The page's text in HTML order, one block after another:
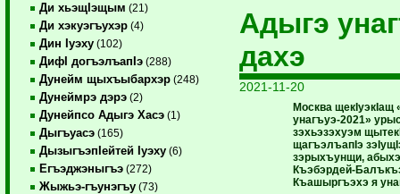
Ди хьэщIэщым (21)
Ди хэкуэгъухэр (4)
Дин Iуэху (102)
ДифI догъэлъапIэ (288)
Дунейм щыхъыбархэр (248)
Дунеймрэ дэрэ (2)
Дунейпсо Адыгэ Хасэ (1)
Дыгъуасэ (165)
ДызыгъэпIейтей Iуэху (6)
Егъэджэныгъэ (272)
Жыжьэ-гъунэгъу (73)
Адыгэ
дахэ
2021-11-20
Москва
унагъуэ-2021»
зэхьэзэхуэм
щагъэлъапIэ
зэрыхъунщи,
Къэбэрдей-
Къашыргъэхэ я